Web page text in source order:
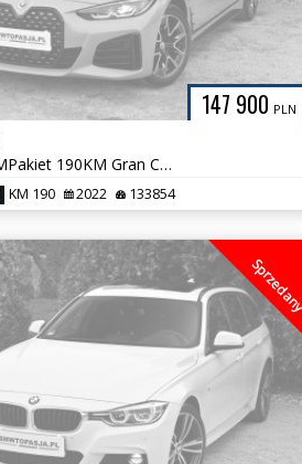
147 900 PLN
BMW 420D MPakiet 190KM Gran Coupe Śliczna Bezwypadkowa Brooklyn Gray
KM 190 2022 133854
Sprzedany